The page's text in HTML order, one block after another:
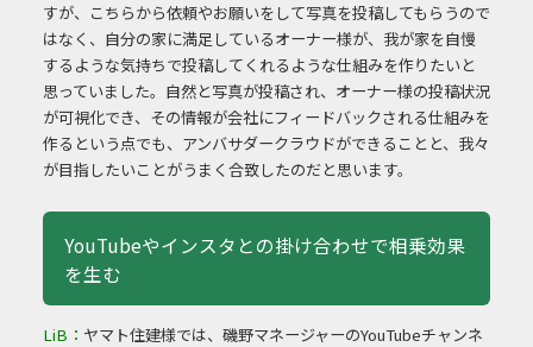
すが、こちらから依頼やお願いをして写真を投稿してもらうので
はなく、自分の家に満足しているオーナー様が、我が家を自慢
するような気持ちで投稿してくれるような仕組みを作りたいと
思っていました。自然と写真が投稿され、オーナー様の投稿状況
が可視化でき、その情報が会社にフィードバックされる仕組みを
作るという点でも、アンバサダークラウドができることと、我々
が目指したいことがうまく合致したのだと思います。
YouTubeやインスタとの掛け合わせで相乗効果
を生む
LiB： ヤマト住建様では、磯野マネージャーのYouTubeチャンネ